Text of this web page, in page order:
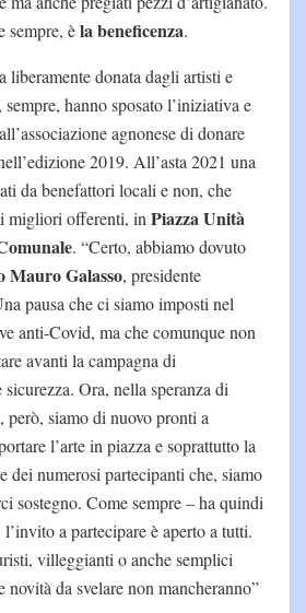
sempre, èla beneficenza.
liberamente donata dagli artisti e
hanno sposato l’iniziativa e
agnonese di donare
2019. All’asta 2021 una
da benefattori locali e non, che
migliori offerenti, in Piazza Unità
. “Certo, abbiamo dovuto
Mauro Galasso, presidente
pausa che ci siamo imposti nel
anti-Covid, ma che comunque non
avanti la campagna di
Ora, nella speranza di
però, siamo di nuovo pronti a
l’arte in piazza e soprattutto la
dei numerosi partecipanti che, siamo
sostegno. Come sempre – ha quindi
a partecipare è aperto a tutti.
villeggianti o anche semplici
novità da svelare non mancheranno”